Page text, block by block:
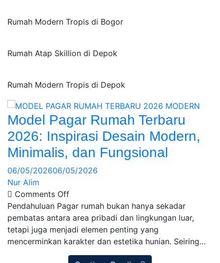
Rumah Modern Tropis di Bogor
Rumah Atap Skillion di Depok
Rumah Modern Tropis di Depok
Model Pagar Rumah Terbaru
2026: Inspirasi Desain Modern,
Minimalis, dan Fungsional
06/05/202606/05/2026
Nur Alim
Comments Off
Pendahuluan Pagar rumah bukan hanya sekadar
pembatas antara area pribadi dan lingkungan luar,
tetapi juga menjadi elemen penting yang
mencerminkan karakter dan estetika hunian. Seiring…